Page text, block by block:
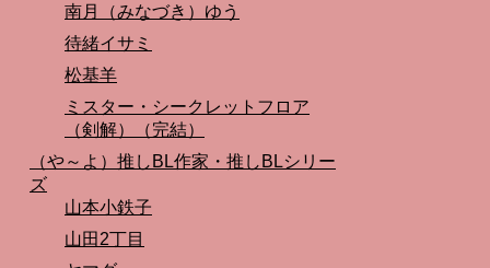
南月（みなづき）ゆう
待緒イサミ
松基羊
ミスター・シークレットフロア
（剣解）（完結）
（や～よ）推しBL作家・推しBLシリー
ズ
山本小鉄子
山田2丁目